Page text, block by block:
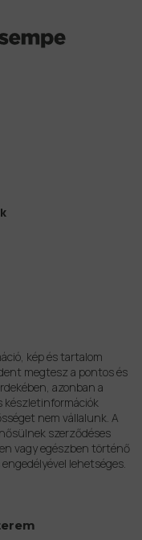
kép és tartalom
megtesz a pontos és
azonban a
készletinformációk
nem vállalunk. A
szerződéses
vagy egészben történő
lehetséges.